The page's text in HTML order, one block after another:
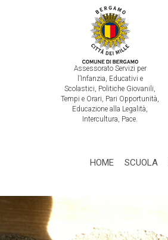
Assessorato Servizi per
l’Infanzia, Educativi e
Scolastici, Politiche Giovanili,
Tempi e Orari, Pari Opportunità,
Educazione alla Legalità,
Intercultura, Pace.
HOME SCUOLA